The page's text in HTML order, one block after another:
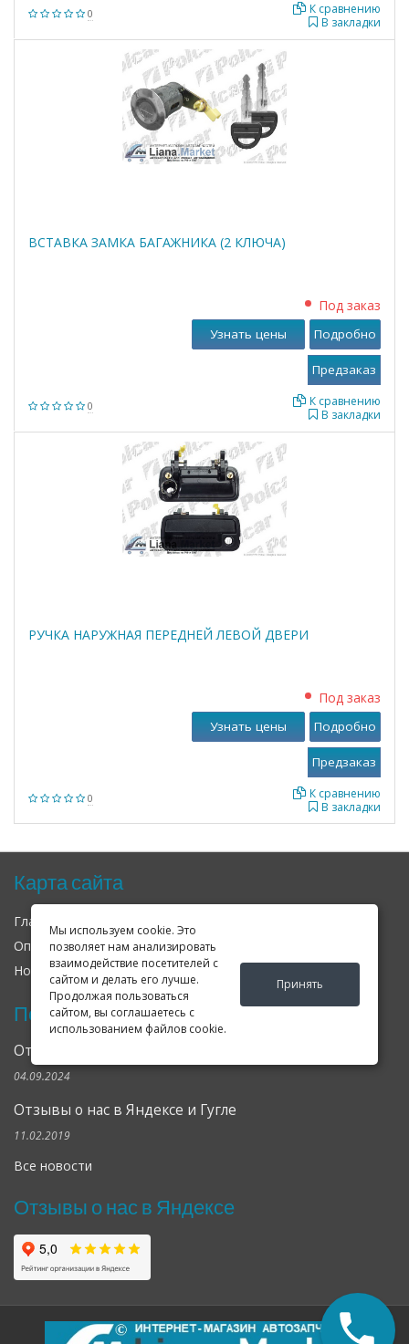
Мы используем cookie. Это
позволяет нам анализировать
взаимодействие посетителей с
сайтом и делать его лучше.
Продолжая пользоваться
сайтом, вы соглашаетесь с
использованием файлов cookie.
Принять
0
В закладки
К сравнению
ВСТАВКА ЗАМКА БАГАЖНИКА (2 КЛЮЧА)
0
Под заказ
В закладки
К сравнению
Узнать цены Подробно
РУЧКА НАРУЖНАЯ ПЕРЕДНЕЙ ЛЕВОЙ ДВЕРИ
0
Под заказ
В закладки
К сравнению
Узнать цены Подробно
Карта сайта
Главная О нас
Оплата
Доставка
Новости
Оферта
Последние новости
Открылся клубный сервис Geely в Петербурге
04.09.2024
Отзывы о нас в Яндексе и Гугле
11.02.2019
Все новости
Отзывы о нас в Яндексе